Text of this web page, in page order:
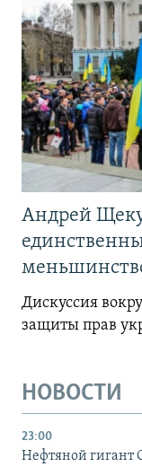
Андрей
Дискуссия
защиты прав
НОВОСТИ
23:00
Нефтяной гигант